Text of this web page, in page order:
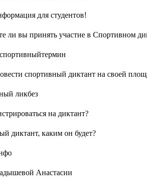
для студентов!
ли вы принять участие в Спортивном
спортивный диктант на своей
ликбез
на диктант?
диктант, каким он будет?
Анастасии